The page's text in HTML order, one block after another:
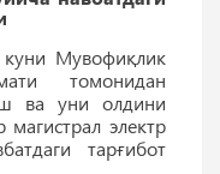
Мувофиқлик
томонидан
ва уни олдини
электр
тарғибот